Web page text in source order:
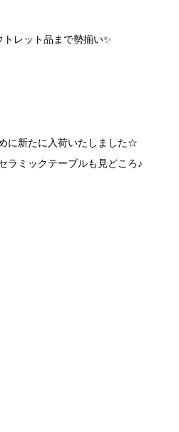
レット品まで勢揃い✨
に新たに入荷いたしました☆
ラミックテーブルも見どころ♪